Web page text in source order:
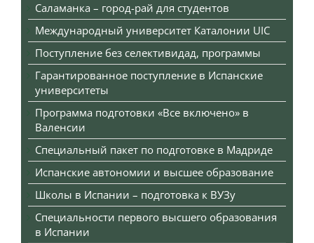
Саламанка – город-рай для студентов
Международный университет Каталонии UIC
Поступление без селективидад, программы
Гарантированное поступление в Испанские
университеты
Программа подготовки «Все включено» в
Валенсии
Специальный пакет по подготовке в Мадриде
Испанские автономии и высшее образование
Школы в Испании – подготовка к ВУЗу
Специальности первого высшего образования
в Испании